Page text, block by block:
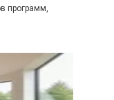
программ,